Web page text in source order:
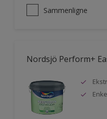
Sammenligne
Nordsjö Perform+